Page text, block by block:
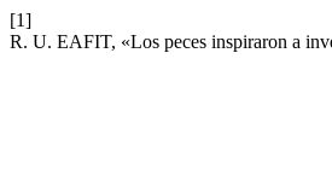
[1]
R. U. EAFIT, «Los peces inspiraron a